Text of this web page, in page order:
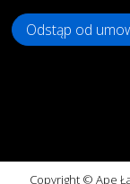
Odstąp od
Copyright © Ape